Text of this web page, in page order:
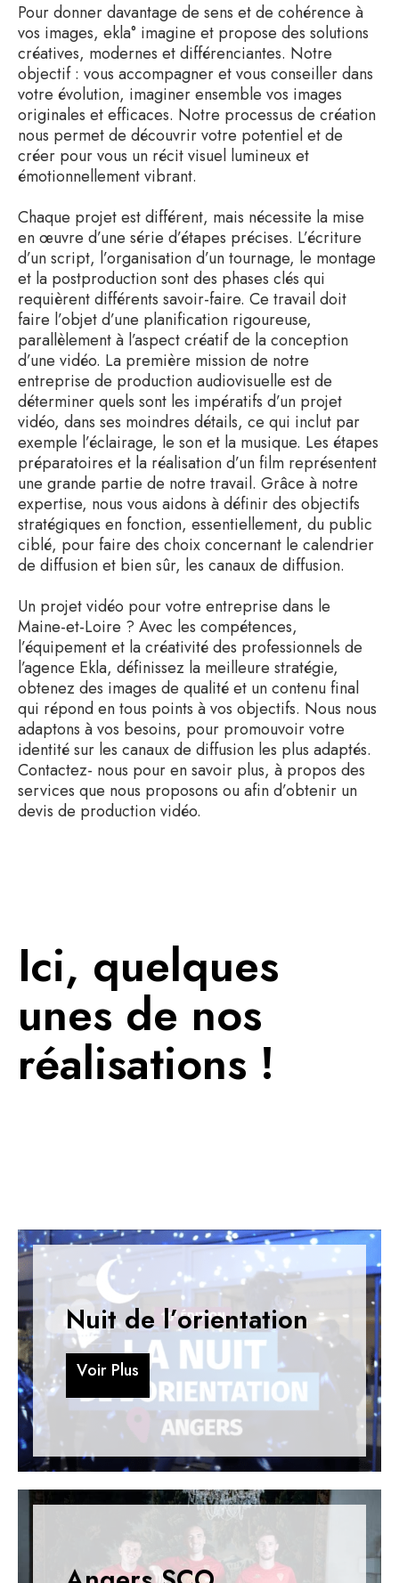
Pour donner davantage de sens et de cohérence à
vos images, ekla° imagine et propose des solutions
créatives, modernes et différenciantes. Notre
objectif : vous accompagner et vous conseiller dans
votre évolution, imaginer ensemble vos images
originales et efficaces. Notre processus de création
nous permet de découvrir votre potentiel et de
créer pour vous un récit visuel lumineux et
émotionnellement vibrant.
Chaque projet est différent, mais nécessite la mise
en œuvre d’une série d’étapes précises. L’écriture
d’un script, l’organisation d’un tournage, le montage
et la postproduction sont des phases clés qui
requièrent différents savoir-faire. Ce travail doit
faire l’objet d’une planification rigoureuse,
parallèlement à l’aspect créatif de la conception
d’une vidéo. La première mission de notre
entreprise de production audiovisuelle est de
déterminer quels sont les impératifs d’un projet
vidéo, dans ses moindres détails, ce qui inclut par
exemple l’éclairage, le son et la musique. Les étapes
préparatoires et la réalisation d’un film représentent
une grande partie de notre travail. Grâce à notre
expertise, nous vous aidons à définir des objectifs
stratégiques en fonction, essentiellement, du public
ciblé, pour faire des choix concernant le calendrier
de diffusion et bien sûr, les canaux de diffusion.
Un projet vidéo pour votre entreprise dans le
Maine-et-Loire ? Avec les compétences,
l’équipement et la créativité des professionnels de
l’agence Ekla, définissez la meilleure stratégie,
obtenez des images de qualité et un contenu final
qui répond en tous points à vos objectifs. Nous nous
adaptons à vos besoins, pour promouvoir votre
identité sur les canaux de diffusion les plus adaptés.
Contactez- nous pour en savoir plus, à propos des
services que nous proposons ou afin d’obtenir un
devis de production vidéo.
Ici, quelques
unes de nos
réalisations !
Nuit de l’orientation
Voir Plus
Voir Plus